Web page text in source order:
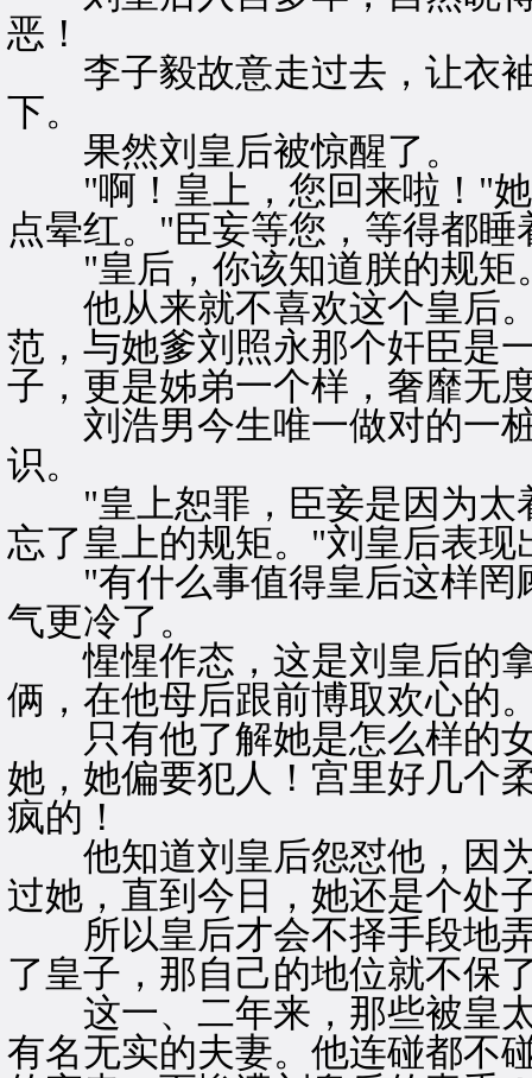
恶！
李子毅故意走过去，让衣袖
下。
果然刘皇后被惊醒了。
"啊！皇上，您回来啦！"她
点晕红。"臣妄等您，等得都睡
"皇后，你该知道朕的规矩
他从来就不喜欢这个皇后。
范，与她爹刘照永那个奸臣是
子，更是姊弟一个样，奢靡无
刘浩男今生唯一做对的一桩
识。
"皇上恕罪，臣妾是因为太
忘了皇上的规矩。"刘皇后表
"有什么事值得皇后这样罔
气更冷了。
惺惺作态，这是刘皇后的拿
俩，在他母后跟前博取欢心的
只有他了解她是怎么样的女
她，她偏要犯人！宫里好几个
疯的！
他知道刘皇后怨怼他，因为
过她，直到今日，她还是个处
所以皇后才会不择手段地弄
了皇子，那自己的地位就不保
这一、二年来，那些被皇太
有名无实的夫妻。他连碰都不